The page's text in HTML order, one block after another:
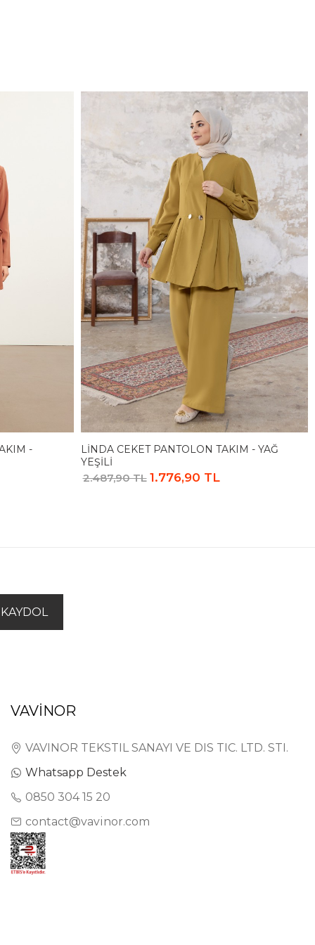
-
LINDA CEKET PANTOLON TAKIM - YAĞ
YEŞILI
2.487,90 TL 1.776,90 TL
KAYDOL
VAVİNOR
VAVINOR TEKSTIL SANAYI VE DIS TIC. LTD. STI.
Whatsapp Destek
0850 304 15 20
contact@vavinor.com